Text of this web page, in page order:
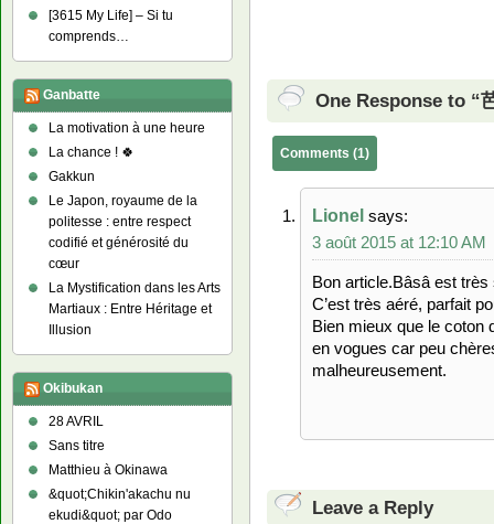
One Response to “
Comments (1)
Lionel says:
3 août 2015 at 12:10 AM
Bon article.Bâsâ est
C’est très aéré, parfait
Bien mieux que le coton
en vogues car peu
malheureusement.
Leave a Reply
[3615 My Life] – Si tu
comprends…
Ganbatte
La motivation à une heure
La chance ! 🍀
Gakkun
Le Japon, royaume de la
politesse : entre respect
codifié et générosité du
cœur
La Mystification dans les Arts
Martiaux : Entre Héritage et
Illusion
Okibukan
28 AVRIL
Sans titre
Matthieu à Okinawa
&quot;Chikin'akachu nu
ekudi&quot; par Odo